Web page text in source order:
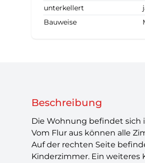
unterkellert
Bauweise
Beschreibung
Die Wohnung befindet sich
Vom Flur aus können alle
Auf der rechten Seite
Kinderzimmer. Ein weiteres